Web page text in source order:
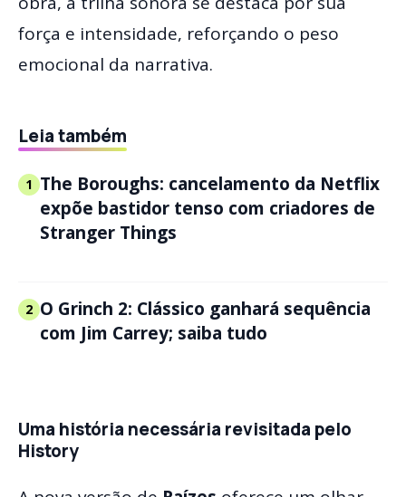
força e intensidade, reforçando o peso
emocional da narrativa.
Leia também
1 The Boroughs: cancelamento da Netflix
expõe bastidor tenso com criadores de
Stranger Things
2 O Grinch 2: Clássico ganhará sequência
com Jim Carrey; saiba tudo
Uma história necessária revisitada pelo
History